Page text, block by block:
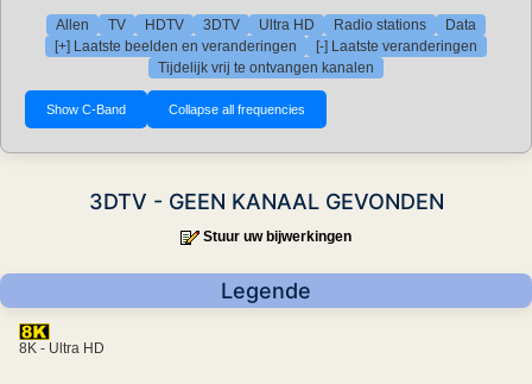
Allen TV HDTV 3DTV Ultra HD Radio stations
Data
[+] Laatste beelden en veranderingen
[-] Laatste veranderingen
Tijdelijk vrij te ontvangen kanalen
3DTV - GEEN KANAAL GEVONDEN
Stuur uw bijwerkingen
Legende
8K - Ultra HD